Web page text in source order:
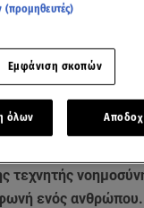
γρίπης και κορωνοϊού
για
τεχνητής
ενός ανθρώπου.
(προμηθευτές)
Εμφάνιση σκοπών
όλων